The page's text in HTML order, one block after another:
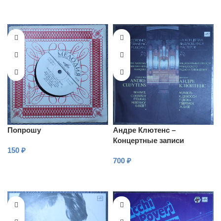
Попрошу
150 ₽
Андре Клютенс –
Концертные записи
700 ₽